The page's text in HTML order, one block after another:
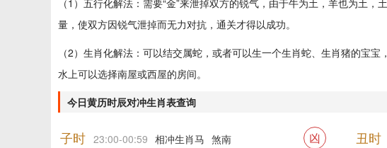
（1）五行化解法：需要“金”来泄掉双方的锐气，由于牛为土，羊也为土
量，使双方因锐气泄掉而无力对抗，通关才得以成功。
（2）生肖化解法：可以结交属蛇，或者可以生一个生肖蛇、生肖猪的宝
水上可以选择南屋或西屋的房间。
今日黄历时辰对冲生肖表查询
子时 23:00-00:59 相冲生肖马 煞南 凶 丑时